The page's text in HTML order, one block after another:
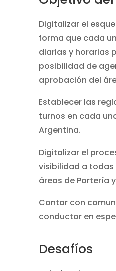
Digitalizar el
forma que cada
diarias y horarias
posibilidad de
aprobación del
Establecer las
turnos en cada
Argentina.
Digitalizar el
visibilidad a
áreas de Portería
Contar con
conductor en
Desafíos